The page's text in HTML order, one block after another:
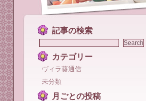
記事の検索
カテゴリー
ヴィラ葵通信
未分類
月ごとの投稿